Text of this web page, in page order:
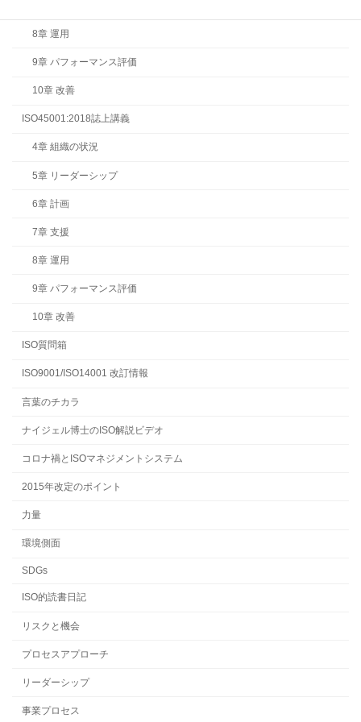
8章 運用
9章 パフォーマンス評価
10章 改善
ISO45001:2018誌上講義
4章 組織の状況
5章 リーダーシップ
6章 計画
7章 支援
8章 運用
9章 パフォーマンス評価
10章 改善
ISO質問箱
ISO9001/ISO14001 改訂情報
言葉のチカラ
ナイジェル博士のISO解説ビデオ
コロナ禍とISOマネジメントシステム
2015年改定のポイント
力量
環境側面
SDGs
ISO的読書日記
リスクと機会
プロセスアプローチ
リーダーシップ
事業プロセス